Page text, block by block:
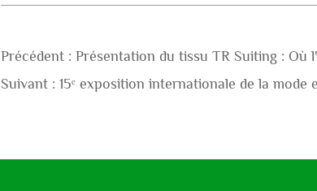
Précédent : Présentation du tissu TR Suiting :
Suivant : 15ᵉ exposition internationale de la